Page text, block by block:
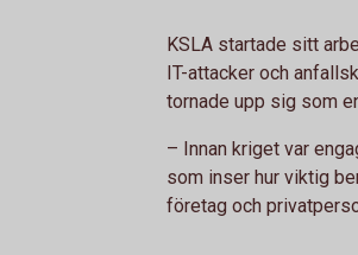
KSLA startade sitt
IT-attacker och
tornade upp sig som
– Innan kriget var
som inser hur viktig
företag och